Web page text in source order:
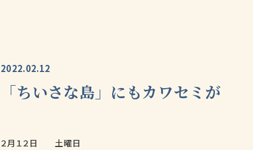
2022.02.12
「ちいさな島」にもカワセミが
２月１２日 土曜日